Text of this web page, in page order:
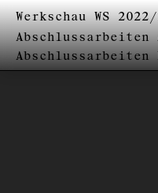
Werkschau WS
Abschlussarbeiten